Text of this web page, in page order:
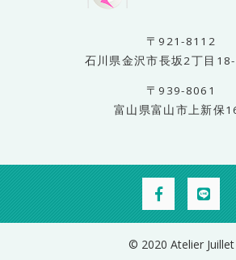
〒921-8112
石川県金沢市長坂2丁目
〒939-8061
富山県富山市上新保
© 2020 Atelier Juillet